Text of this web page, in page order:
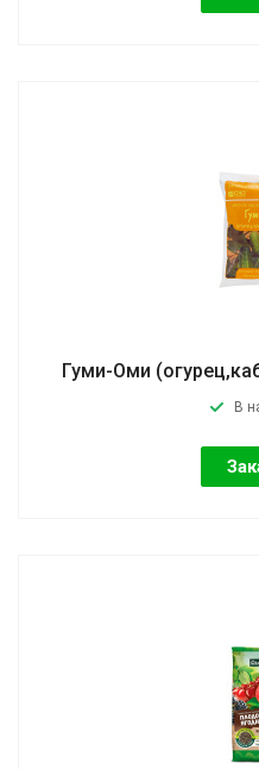
Гуми-Оми
В